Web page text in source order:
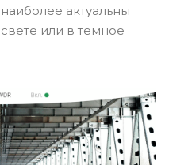
актуальны
или в темное